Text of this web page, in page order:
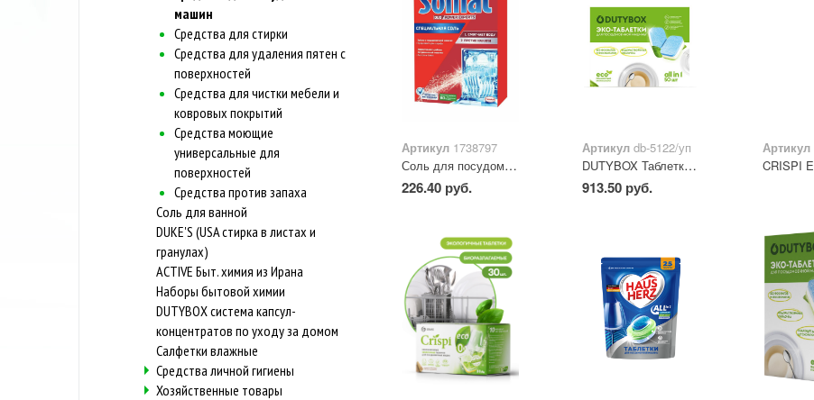
машин
Средства для стирки
Средства для удаления пятен с
поверхностей
Средства для чистки мебели и
ковровых покрытий
Средства моющие
универсальные для
поверхностей
Средства против запаха
Соль для ванной
DUKE'S (USA стирка в листах и
гранулах)
ACTIVE Быт. химия из Ирана
Наборы бытовой химии
DUTYBOX система капсул-
концентратов по уходу за домом
Салфетки влажные
Средства личной гигиены
Хозяйственные товары
Артикул 1738797
Соль для посудомоечных машин Сомат
226.40 руб.
Артикул db-5122/уп
DUTYBOX Таблетки для посудомоечных машин 50шт.
913.50 руб.
Артикул